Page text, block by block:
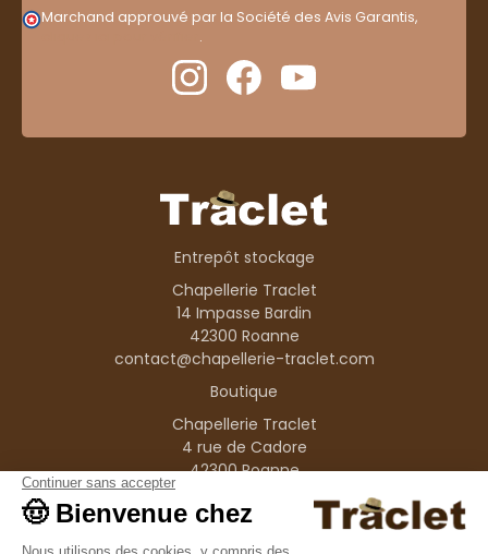
Marchand approuvé par la Société des Avis Garantis,
.
Entrepôt stockage
Chapellerie Traclet
14 Impasse Bardin
42300 Roanne
contact@chapellerie-traclet.com
Boutique
Chapellerie Traclet
4 rue de Cadore
42300 Roanne